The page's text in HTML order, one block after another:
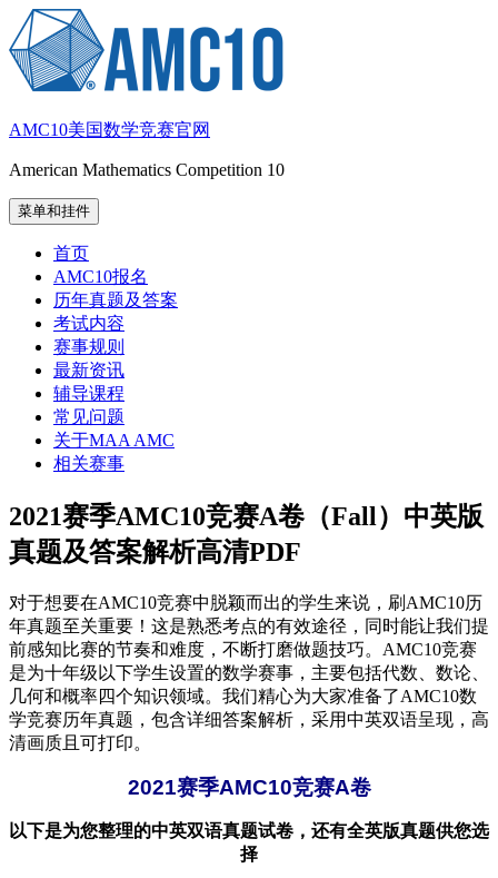
跳
至
内
AMC10美国数学竞赛官网
American Mathematics Competition 10
菜单和挂件
首页
AMC10报名
历年真题及答案
考试内容
赛事规则
最新资讯
辅导课程
常见问题
关于MAA AMC
相关赛事
2021赛季AMC10竞赛A卷（Fall）中英版
真题及答案解析高清PDF
对于想要在AMC10竞赛中脱颖而出的学生来说，刷AMC10历
年真题至关重要！这是熟悉考点的有效途径，同时能让我们提
前感知比赛的节奏和难度，不断打磨做题技巧。AMC10竞赛
是为十年级以下学生设置的数学赛事，主要包括代数、数论、
几何和概率四个知识领域。我们精心为大家准备了AMC10数
学竞赛历年真题，包含详细答案解析，采用中英双语呈现，高
清画质且可打印。
2021赛季AMC10竞赛A卷
以下是为您整理的中英双语真题试卷，还有全英版真题供您选
择